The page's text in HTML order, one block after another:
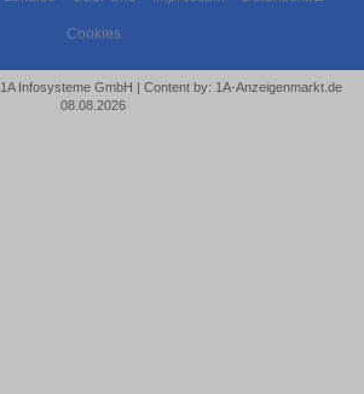
Cookies
Infosysteme GmbH | Content by: 1A-Anzeigenmarkt.de
08.08.2026